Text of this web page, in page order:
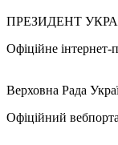
ПРЕЗИДЕНТ
Офіційне інтернет-
Верховна Рада
Офіційний